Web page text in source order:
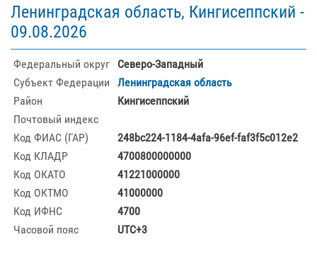
Ленинградская область, Кингисеппский -
09.08.2026
Федеральный округ
Северо-Западный
Субъект Федерации
Ленинградская область
Район
Кингисеппский
Почтовый индекс
Код ФИАС (ГАР)
248bc224-1184-4afa-96ef-faf3f5c012e2
Код КЛАДР
4700800000000
Код ОКАТО
41221000000
Код ОКТМО
41000000
Код ИФНС
4700
Часовой пояс
UTC+3